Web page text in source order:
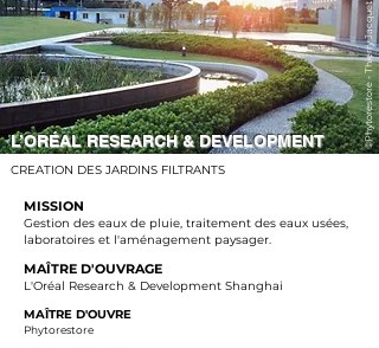
L’ORÉAL RESEARCH & DEVELOPMENT ©Phytorestore - Thierry Jacquet
CREATION DES JARDINS FILTRANTS
MISSION
Gestion des eaux de pluie, traitement des eaux usées,
laboratoires et l'aménagement paysager.
MAÎTRE D'OUVRAGE
L'Oréal Research & Development Shanghai
MAÎTRE D'OUVRE
Phytorestore